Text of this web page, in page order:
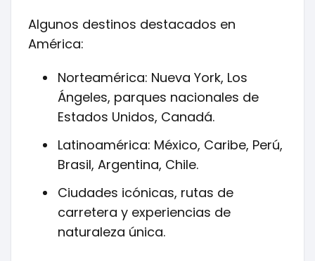
Algunos destinos destacados en
América:
Norteamérica: Nueva York, Los
Ángeles, parques nacionales de
Estados Unidos, Canadá.
Latinoamérica: México, Caribe, Perú,
Brasil, Argentina, Chile.
Ciudades icónicas, rutas de
carretera y experiencias de
naturaleza única.